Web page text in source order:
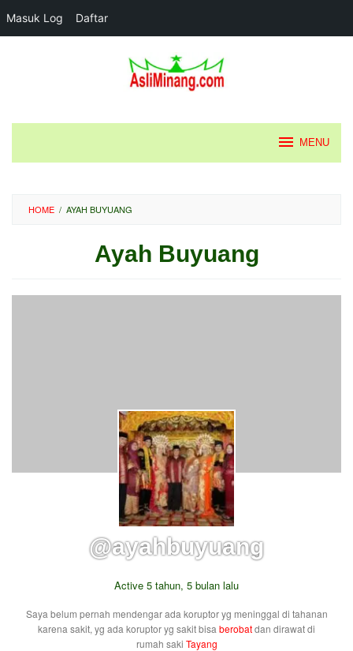
Masuk Log Daftar
MENU
HOME / AYAH BUYUANG
Ayah Buyuang
Oleh
Diposting
@ayahbuyuang
Active 5 tahun, 5 bulan lalu
Saya belum pernah mendengar ada koruptor yg meninggal di tahanan
karena sakit, yg ada koruptor yg sakit bisa berobatdan dirawat di
rumah saki Tayang